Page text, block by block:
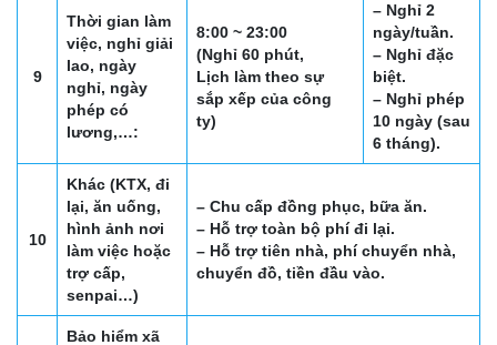
9
Thời gian làm
việc, nghỉ giải
lao, ngày
nghỉ, ngày
phép có
lương,…:
8:00 ~ 23:00
(Nghỉ 60 phút,
Lịch làm theo sự
sắp xếp của công
ty)
– Nghỉ 2
ngày/tuần.
– Nghỉ đặc
biệt.
– Nghỉ phép
10 ngày (sau
6 tháng).
10
Khác (KTX, đi
lại, ăn uống,
hình ảnh nơi
làm việc hoặc
trợ cấp,
senpai…)
– Chu cấp đồng phục, bữa ăn.
– Hỗ trợ toàn bộ phí đi lại.
– Hỗ trợ tiên nhà, phí chuyển nhà,
chuyển đồ, tiền đầu vào.
Bảo hiểm xã